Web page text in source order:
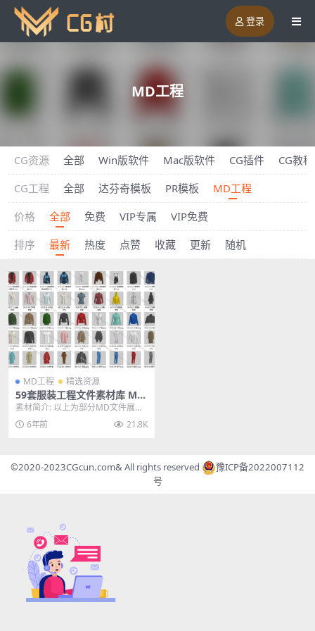
登录
MD工程
CG资源 全部 Win版软件 Mac版软件 CG插件
CG教程
CG工程
全部 达芬奇模板 PR模板
MD工程
价格
全部 免费 VIP专属
VIP免费
排序
最新 热度 点赞 收藏 更新 随机
MD工程 精选资源
59套服装工程文件素材库 Mar
velous Designer 全系列服装
男女装模型 含中文教程
素材简介: 以上为部分MD文件展示
图，一共有56套服装，西服，衬
衫，棉服，裤子，...
6年前 21.8K
©2020-2023CGcun.com& All rights reserved
豫ICP备2022007112
号